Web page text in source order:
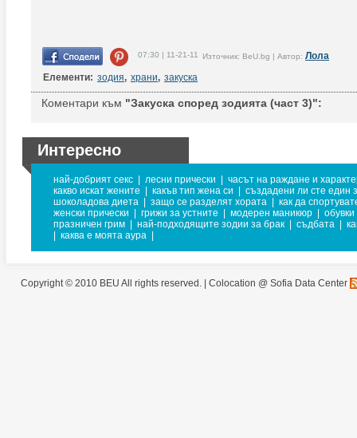
07:30 | 11-21-11 Източник: BeU.bg | Автор: Лола
Елементи: зодия, храни, закуска
Коментари към "Закуска според зодията (част 3)":
Интересно
най-добрият секс лесни прически
часът на раждане и
какво искат жените
какъв тип жена си
създадени ли сте един
шоколадова диета
защо се разделят хората
как да
женски прически
грижи за устните модерен маникюр
празничен грим
най-подходящите зодии за брак съдбата
каква е моята аура
Copyright © 2010 BEU All rights reserved. | Colocation @ Sofia Data Center